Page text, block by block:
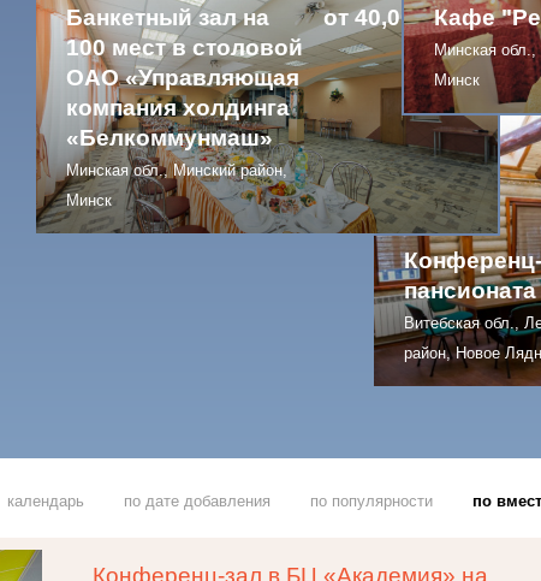
Кафе
Минская обл.,
Минск
Банкетный зал на
100 мест в столовой
ОАО «Управляющая
компания холдинга
«Белкоммунмаш»
Минская обл., Минский район,
Минск
от 40,00 руб.
Витебская обл.,
район, Новое
календарь по дате добавления по популярности
по
Конференц-зал в БЦ «Академия» на